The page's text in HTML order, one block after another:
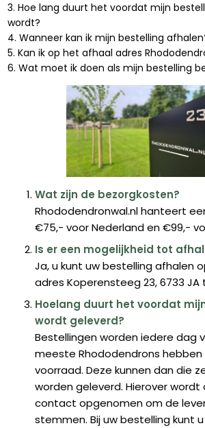
3. Hoe lang duurt het voordat mijn
wordt?
4. Wanneer kan ik mijn bestelling
5. Kan ik op het afhaal adres
6. Wat moet ik doen als mijn bestelling
Wat zijn de bezorgkosten?
Rhododendronwal.nl hanteert
€75,- voor Nederland en €99,-
Is er een mogelijkheid tot
Ja, u kunt uw bestelling afhalen
adres Koperensteeg 23, 6733 JA
Hoelang duurt het voordat
wordt geleverd?
Bestellingen worden iedere dag
meeste Rhododendrons hebben
voorraad. Deze kunnen dan die
worden geleverd. Hierover wordt
contact opgenomen om de
stemmen. Bij uw bestelling kunt